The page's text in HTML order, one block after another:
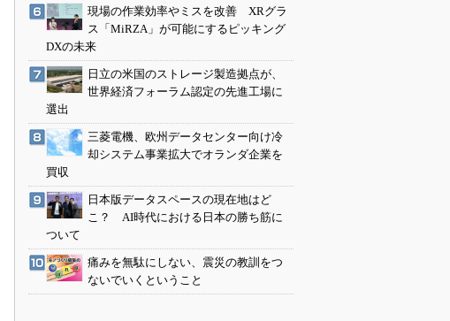
現場の作業効率やミスを改善 XRグラ
ス「MiRZA」が可能にするピッキング
DXの未来
日立の米国のストレージ製造拠点が、
世界経済フォーラム認定の先進工場に
選出
三菱電機、欧州データセンター向け冷
却システム事業拡大でオランダ企業を
買収
日本版データスペースの現在地はど
こ？ AI時代における日本の勝ち筋に
ついて
痛みを無駄にしない、震災の教訓をつ
ないでいくということ